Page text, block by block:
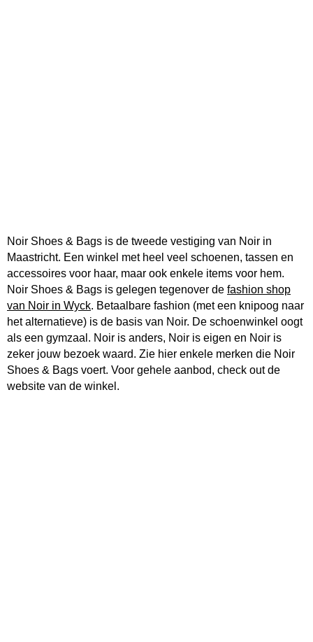
Noir Shoes & Bags is de tweede vestiging van Noir in
Maastricht. Een winkel met heel veel schoenen, tassen en
accessoires voor haar, maar ook enkele items voor hem.
Noir Shoes & Bags is gelegen tegenover de fashion shop
van Noir in Wyck. Betaalbare fashion (met een knipoog naar
het alternatieve) is de basis van Noir. De schoenwinkel oogt
als een gymzaal. Noir is anders, Noir is eigen en Noir is
zeker jouw bezoek waard. Zie hier enkele merken die Noir
Shoes & Bags voert. Voor gehele aanbod, check out de
website van de winkel.